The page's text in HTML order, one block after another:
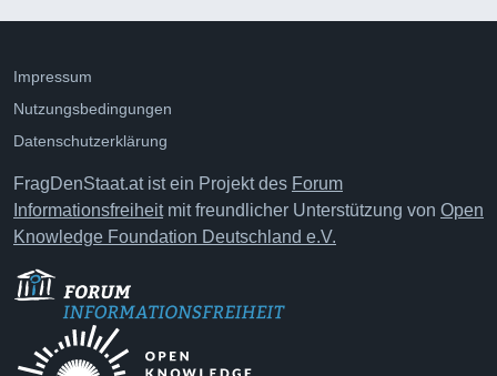
Impressum
Nutzungsbedingungen
Datenschutzerklärung
FragDenStaat.at ist ein Projekt des Forum
Informationsfreiheitmit freundlicher Unterstützung von Open
Knowledge Foundation Deutschland e.V.